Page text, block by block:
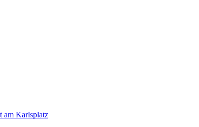
am Karlsplatz